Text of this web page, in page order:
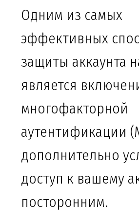
Одним из самых
эффективных
защиты аккаунта
является
многофакторной
аутентификации
дополнительно
доступ к вашему
посторонним.